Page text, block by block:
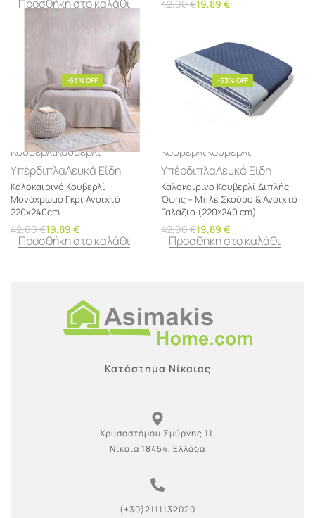
Προσθήκη στο καλάθι 42,00€19,89 €
-53% OFF
ΚουβερλίΚουβερλί
ΥπέρδιπλαΛευκά Είδη
Καλοκαιρινό Κουβερλί
Μονόχρωμο Γκρι Ανοιχτό
220x240cm
42,00€19,89 €
Προσθήκη στο καλάθι
-53% OFF
ΚουβερλίΚουβερλί
ΥπέρδιπλαΛευκά Είδη
Καλοκαιρινό Κουβερλί Διπλής
Όψης – Μπλε Σκούρο & Ανοιχτό
Γαλάζιο (220×240 cm)
42,00€19,89 €
Προσθήκη στο καλάθι
Κατάστημα Νίκαιας
Χρυσοστόμου Σμύρνης 11,
Νίκαια 18454, Ελλάδα
(+30)2111132020